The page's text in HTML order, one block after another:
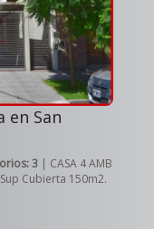
en San
3 | CASA 4 AMB
Cubierta 150m2.